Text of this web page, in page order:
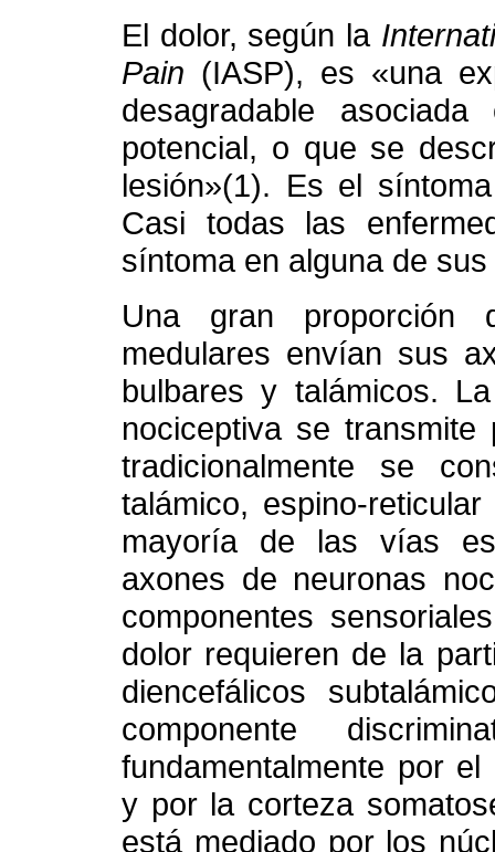
El dolor, según la
Pain (IASP), es «una
desagradable
potencial, o que se
lesión»(1). Es el
Casi todas las
síntoma en alguna de
Una gran proporción
medulares envían sus
bulbares y talámicos.
nociceptiva se
tradicionalmente se
talámico, espino-
mayoría de las vías
axones de neuronas
componentes
dolor requieren de la
diencefálicos
componente
fundamentalmente por
y por la corteza
está mediado por los